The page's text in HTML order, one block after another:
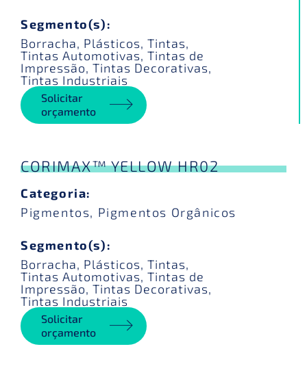
Segmento(s):
Borracha, Plásticos, Tintas,
Tintas Automotivas, Tintas de
Impressão, Tintas Decorativas,
Tintas Industriais
Solicitar
orçamento
CORIMAX™ YELLOW HR02
Categoria:
Pigmentos, Pigmentos Orgânicos
Segmento(s):
Borracha, Plásticos, Tintas,
Tintas Automotivas, Tintas de
Impressão, Tintas Decorativas,
Tintas Industriais
Solicitar
orçamento